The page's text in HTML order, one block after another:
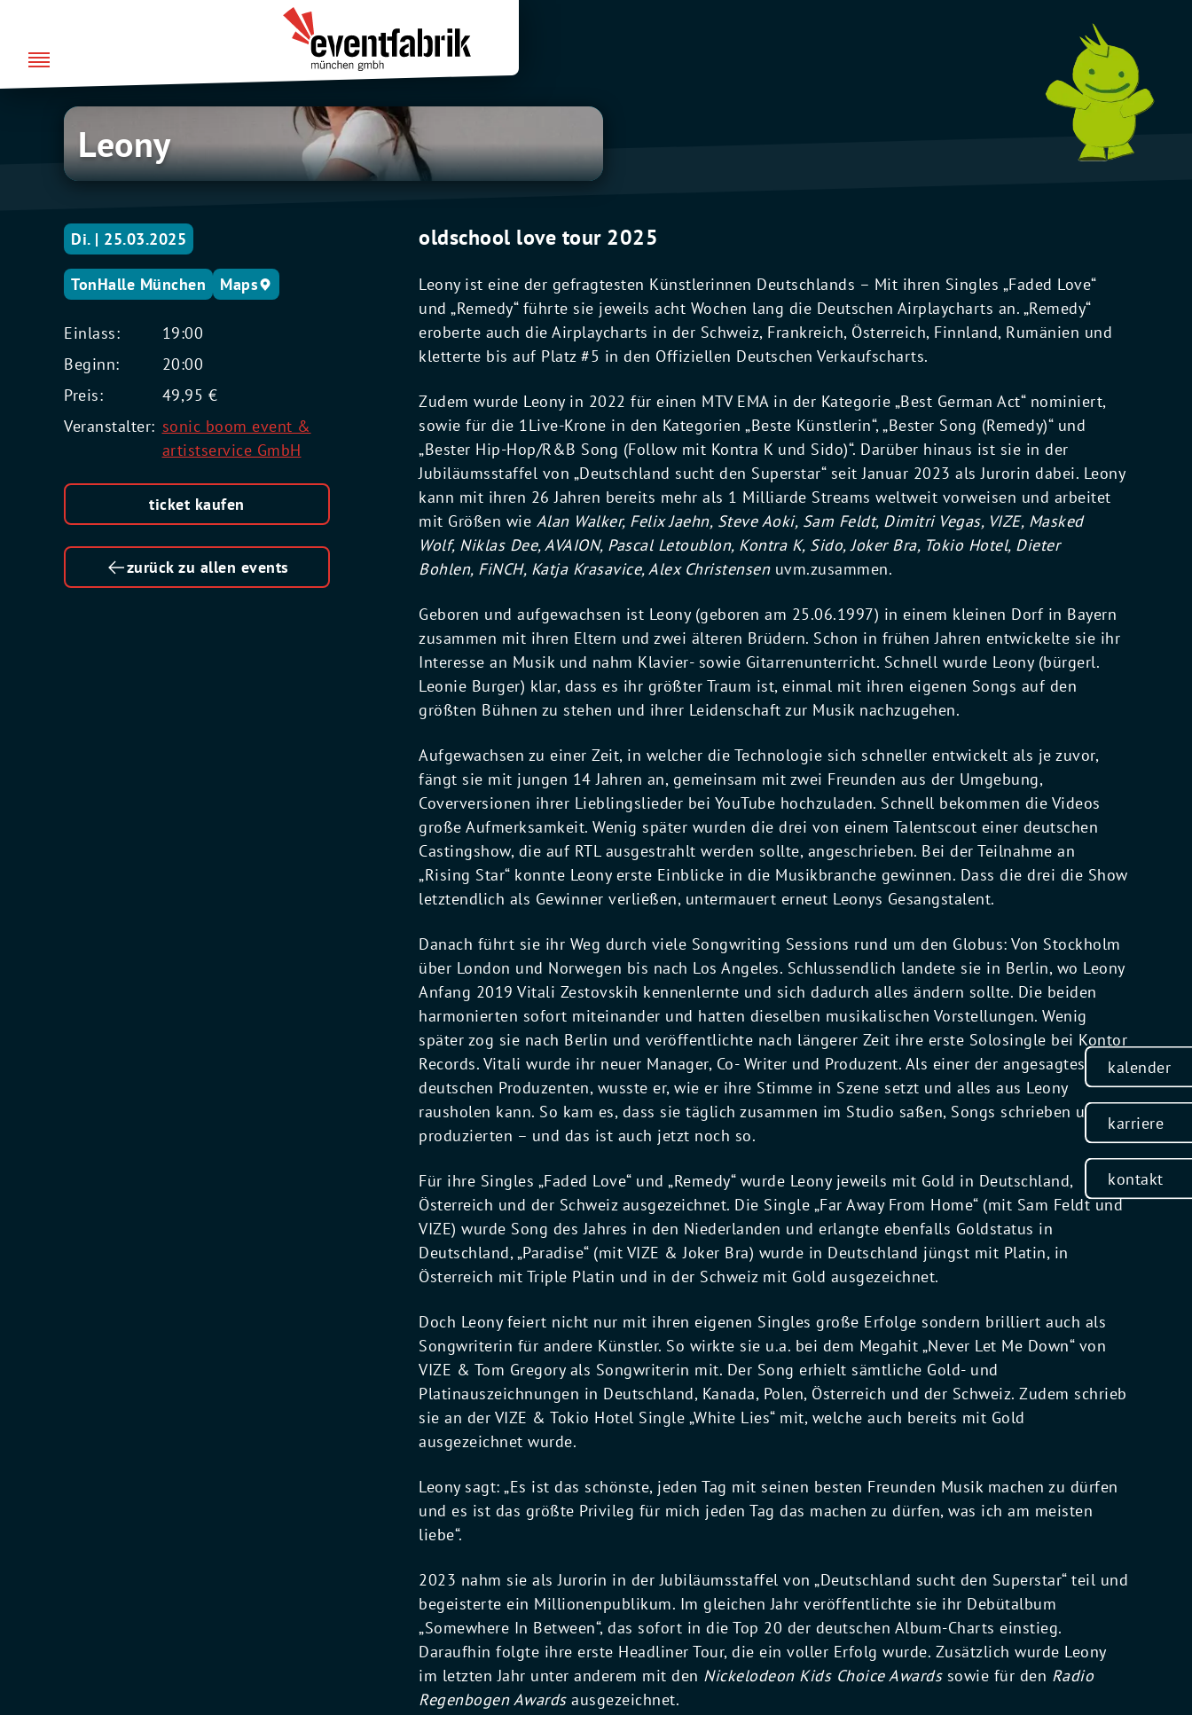
springen
kalender
karriere
kontakt
Leony
Leony
oldschool love tour 2025
Leony ist eine der gefragtesten Künstlerinnen Deutschlands – Mit ihren Singles „Faded Love“
und „Remedy“ führte sie jeweils acht Wochen lang die Deutschen Airplaycharts an. „Remedy“
eroberte auch die Airplaycharts in der Schweiz, Frankreich, Österreich, Finnland, Rumänien und
kletterte bis auf Platz #5 in den Offiziellen Deutschen Verkaufscharts.
Zudem wurde Leony in 2022 für einen MTV EMA in der Kategorie „Best German Act“ nominiert,
sowie für die 1Live-Krone in den Kategorien „Beste Künstlerin“, „Bester Song (Remedy)“ und
„Bester Hip-Hop/R&B Song (Follow mit Kontra K und Sido)“. Darüber hinaus ist sie in der
Jubiläumsstaffel von „Deutschland sucht den Superstar“ seit Januar 2023 als Jurorin dabei. Leony
kann mit ihren 26 Jahren bereits mehr als 1 Milliarde Streams weltweit vorweisen und arbeitet
mit Größen wie Alan Walker, Felix Jaehn, Steve Aoki, Sam Feldt, Dimitri Vegas, VIZE, Masked
Wolf, Niklas Dee, AVAION, Pascal Letoublon, Kontra K, Sido, Joker Bra, Tokio Hotel, Dieter
Bohlen, FiNCH, Katja Krasavice, Alex Christensen uvm.zusammen.
Geboren und aufgewachsen ist Leony (geboren am 25.06.1997) in einem kleinen Dorf in Bayern
zusammen mit ihren Eltern und zwei älteren Brüdern. Schon in frühen Jahren entwickelte sie ihr
Interesse an Musik und nahm Klavier- sowie Gitarrenunterricht. Schnell wurde Leony (bürgerl.
Leonie Burger) klar, dass es ihr größter Traum ist, einmal mit ihren eigenen Songs auf den
größten Bühnen zu stehen und ihrer Leidenschaft zur Musik nachzugehen.
Aufgewachsen zu einer Zeit, in welcher die Technologie sich schneller entwickelt als je zuvor,
fängt sie mit jungen 14 Jahren an, gemeinsam mit zwei Freunden aus der Umgebung,
Coverversionen ihrer Lieblingslieder bei YouTube hochzuladen. Schnell bekommen die Videos
große Aufmerksamkeit. Wenig später wurden die drei von einem Talentscout einer deutschen
Castingshow, die auf RTL ausgestrahlt werden sollte, angeschrieben. Bei der Teilnahme an
„Rising Star“ konnte Leony erste Einblicke in die Musikbranche gewinnen. Dass die drei die Show
letztendlich als Gewinner verließen, untermauert erneut Leonys Gesangstalent.
Danach führt sie ihr Weg durch viele Songwriting Sessions rund um den Globus: Von Stockholm
über London und Norwegen bis nach Los Angeles. Schlussendlich landete sie in Berlin, wo Leony
Anfang 2019 Vitali Zestovskih kennenlernte und sich dadurch alles ändern sollte. Die beiden
harmonierten sofort miteinander und hatten dieselben musikalischen Vorstellungen. Wenig
später zog sie nach Berlin und veröffentlichte nach längerer Zeit ihre erste Solosingle bei Kontor
Records. Vitali wurde ihr neuer Manager, Co- Writer und Produzent. Als einer der angesagtesten
deutschen Produzenten, wusste er, wie er ihre Stimme in Szene setzt und alles aus Leony
rausholen kann. So kam es, dass sie täglich zusammen im Studio saßen, Songs schrieben und
produzierten – und das ist auch jetzt noch so.
Für ihre Singles „Faded Love“ und „Remedy“ wurde Leony jeweils mit Gold in Deutschland,
Österreich und der Schweiz ausgezeichnet. Die Single „Far Away From Home“ (mit Sam Feldt und
VIZE) wurde Song des Jahres in den Niederlanden und erlangte ebenfalls Goldstatus in
Deutschland, „Paradise“ (mit VIZE & Joker Bra) wurde in Deutschland jüngst mit Platin, in
Österreich mit Triple Platin und in der Schweiz mit Gold ausgezeichnet.
Doch Leony feiert nicht nur mit ihren eigenen Singles große Erfolge sondern brilliert auch als
Songwriterin für andere Künstler. So wirkte sie u.a. bei dem Megahit „Never Let Me Down“ von
VIZE & Tom Gregory als Songwriterin mit. Der Song erhielt sämtliche Gold- und
Platinauszeichnungen in Deutschland, Kanada, Polen, Österreich und der Schweiz. Zudem schrieb
sie an der VIZE & Tokio Hotel Single „White Lies“ mit, welche auch bereits mit Gold
ausgezeichnet wurde.
Leony sagt: „Es ist das schönste, jeden Tag mit seinen besten Freunden Musik machen zu dürfen
und es ist das größte Privileg für mich jeden Tag das machen zu dürfen, was ich am meisten
liebe“.
2023 nahm sie als Jurorin in der Jubiläumsstaffel von „Deutschland sucht den Superstar“ teil und
begeisterte ein Millionenpublikum. Im gleichen Jahr veröffentlichte sie ihr Debütalbum
„Somewhere In Between“, das sofort in die Top 20 der deutschen Album-Charts einstieg.
Daraufhin folgte ihre erste Headliner Tour, die ein voller Erfolg wurde. Zusätzlich wurde Leony
im letzten Jahr unter anderem mit den Nickelodeon Kids Choice Awards sowie für den Radio
Regenbogen Awards ausgezeichnet.
Di. | 25.03.2025
TonHalle München Maps
Einlass:
19:00
Beginn:
20:00
Preis:
49,95 €
Veranstalter: sonic boom event &
artistservice GmbH
ticket kaufen
zurück zu allen events